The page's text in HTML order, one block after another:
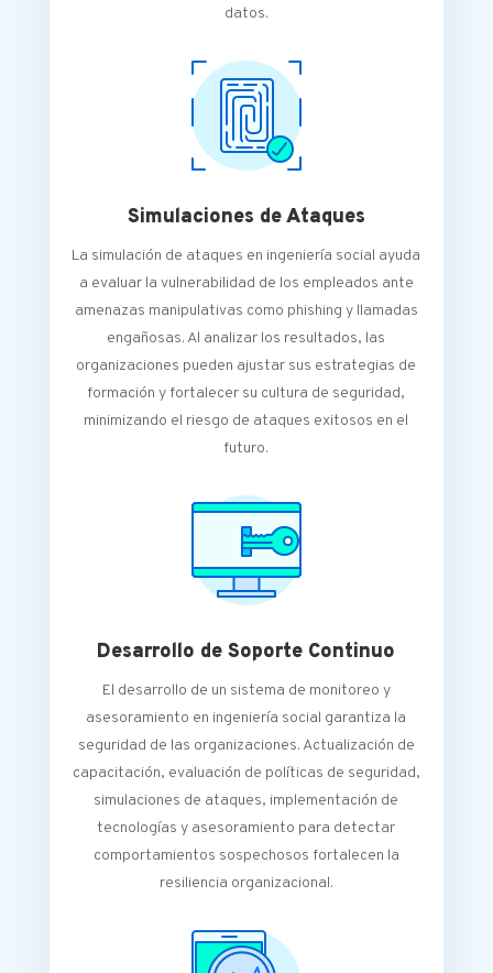
datos.
Simulaciones de Ataques
La simulación de ataques en ingeniería social ayuda
a evaluar la vulnerabilidad de los empleados ante
amenazas manipulativas como phishing y llamadas
engañosas. Al analizar los resultados, las
organizaciones pueden ajustar sus estrategias de
formación y fortalecer su cultura de seguridad,
minimizando el riesgo de ataques exitosos en el
futuro.
Desarrollo de Soporte Continuo
El desarrollo de un sistema de monitoreo y
asesoramiento en ingeniería social garantiza la
seguridad de las organizaciones. Actualización de
capacitación, evaluación de políticas de seguridad,
simulaciones de ataques, implementación de
tecnologías y asesoramiento para detectar
comportamientos sospechosos fortalecen la
resiliencia organizacional.